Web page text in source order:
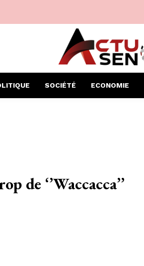
SOCIÉTÉ ECONOMIE
de ‘’Waccacca’’